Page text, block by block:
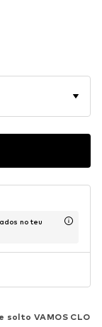
no teu
solto VAMOS CLO